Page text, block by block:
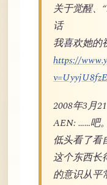
关于觉醒、
话
我喜欢她的
https://
2008年3月
AEN: ……吧
低头看了看
这个东西长
的意识从平